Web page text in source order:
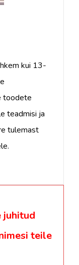
kui 13-
toodete
teadmisi ja
tulemast
juhitud
teile